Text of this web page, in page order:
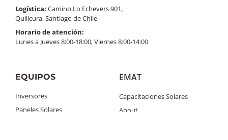
Logística: Camino Lo Echevers 901,
Quilicura, Santiago de Chile
Horario de atención:
Lunes a Jueves 8:00-18:00; Viernes 8:00-14:00
EQUIPOS
Inversores
Paneles Solares
EMAT
Capacitaciones Solares
About